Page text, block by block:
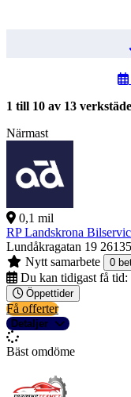
1 till 10 av 13
Närmast
0,1 mil
RP Landskrona
Lundåkragatan 19
Nytt samarbete
0
Du kan tidigast få tid:
Öppettider
Få offerter
Detaljer
Bäst omdöme